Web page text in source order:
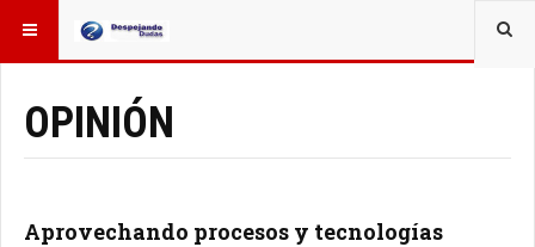
ESTÁ AQUÍ: OTROS TEMAS
OPINIÓN
Aprovechando procesos y tecnologías